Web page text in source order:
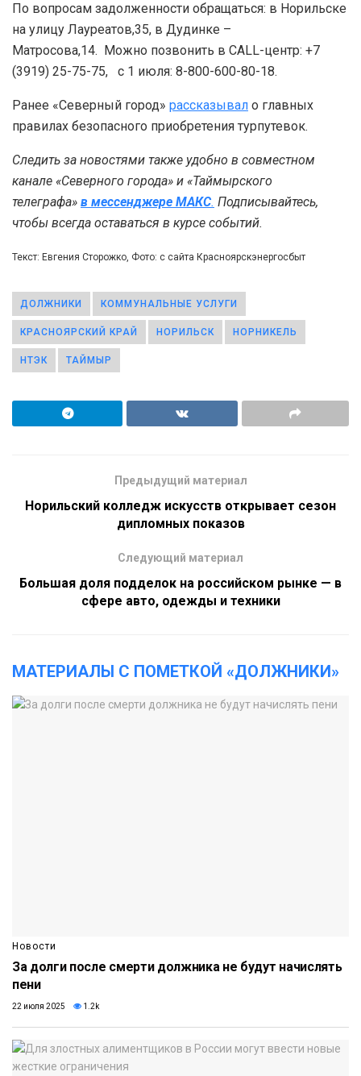
По вопросам задолженности обращаться: в Норильске
на улицу Лауреатов,35, в Дудинке –
Матросова,14. Можно позвонить в CALL-центр: +7
(3919) 25-75-75, с 1 июля: 8-800-600-80-18.
Ранее «Северный город» рассказывал о главных
правилах безопасного приобретения турпутевок.
Следить за новостями также удобно в совместном
канале «Северного города» и «Таймырского
телеграфа» в мессенджере MAКС. Подписывайтесь,
чтобы всегда оставаться в курсе событий.
Текст: Евгения Сторожко, Фото: с сайта Красноярскэнергосбыт
ДОЛЖНИКИ КОММУНАЛЬНЫЕ УСЛУГИ
КРАСНОЯРСКИЙ КРАЙ НОРИЛЬСК НОРНИКЕЛЬ
НТЭК ТАЙМЫР
Предыдущий материал
Норильский колледж искусств открывает сезон
дипломных показов
Следующий материал
Большая доля подделок на российском рынке — в
сфере авто, одежды и техники
МАТЕРИАЛЫ С ПОМЕТКОЙ «ДОЛЖНИКИ»
Новости
За долги после смерти должника не будут начислять
пени
22 июля 2025 1.2k